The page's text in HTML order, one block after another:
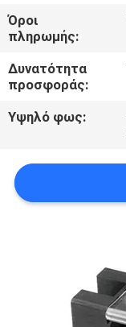
ΖΗΤΉΣΤΕ
ΈΝΑ
ΑΠΌΣΠΑΣΜΑ
NEWS
POLICY
Όροι
πληρωμής:
Δυνατότητα
προσφοράς:
Υψηλό φως: